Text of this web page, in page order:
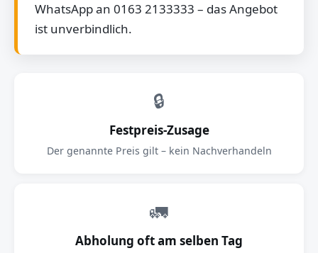
WhatsApp an 0163 2133333 – das Angebot
ist unverbindlich.
🔒
Festpreis-Zusage
Der genannte Preis gilt – kein Nachverhandeln
🚛
Abholung oft am selben Tag